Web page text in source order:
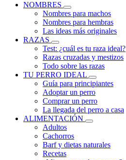
NOMBRES
Nombres para machos
Nombres para hembras
Las ideas más originales
RAZAS
Test: ¿cuál es tu raza ideal?
Razas cruzadas y mestizos
Todo sobre las razas
TU PERRO IDEAL
Guía para principiantes
Adoptar un perro
Comprar un perro
La llegada del perro a casa
ALIMENTACIÓN
Adultos
Cachorros
Barf y dietas naturales
Recetas